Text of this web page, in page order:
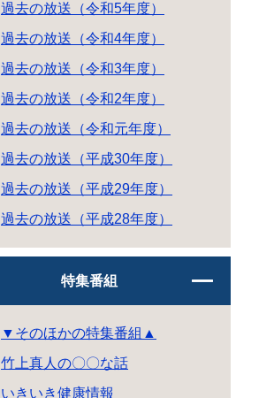
過去の放送（令和5年度）
過去の放送（令和4年度）
過去の放送（令和3年度）
過去の放送（令和2年度）
過去の放送（令和元年度）
過去の放送（平成30年度）
過去の放送（平成29年度）
過去の放送（平成28年度）
特集番組
▼そのほかの特集番組▲
竹上真人の〇〇な話
いきいき健康情報